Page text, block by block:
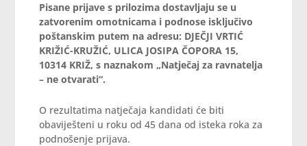
Pisane prijave s prilozima dostavljaju se u
zatvorenim omotnicama i podnose isključivo
poštanskim putem na adresu: DJEČJI VRTIĆ
KRIŽIĆ-KRUŽIĆ, ULICA JOSIPA ČOPORA 15,
10314 KRIŽ, s naznakom „Natječaj za ravnatelja
– ne otvarati“.
O rezultatima natječaja kandidati će biti
obaviješteni u roku od 45 dana od isteka roka za
podnošenje prijava.